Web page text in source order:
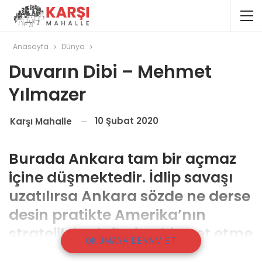
Anasayfa Dünya
Duvarın Dibi – Mehmet
Yılmazer
Karşı Mahalle 10 Şubat 2020
Burada Ankara tam bir açmaz
içine düşmektedir. İdlip savaşı
uzatılırsa Ankara sözde ne derse
desin pratikte Amerika’nın
stratejik hedeflerine hizmet etme
konumuna düşecektir.
OKUMAYA DEVAM ET